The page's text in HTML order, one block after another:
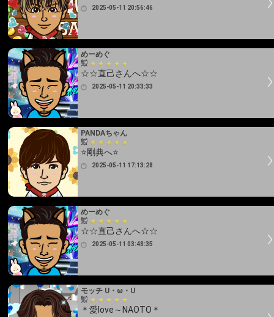
2025-05-11 20:56:46
めーめぐ
☆☆直己さんへ☆☆
2025-05-11 20:33:33
PANDAちゃん
⭐剛典へ⭐
2025-05-11 17:13:28
めーめぐ
☆☆直己さんへ☆☆
2025-05-11 03:48:35
モッチ U・ω・U
＊愛love～NAOTO＊